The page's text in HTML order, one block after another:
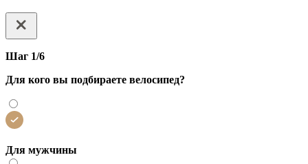
Шаг 1/6
Для кого вы подбираете велосипед?
Для мужчины